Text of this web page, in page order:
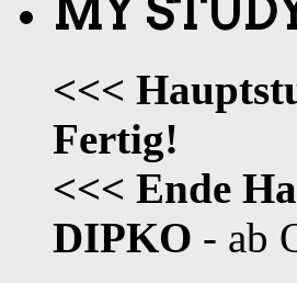
MY
<<<
Fertig!
<<< Ende
DIPKO - ab